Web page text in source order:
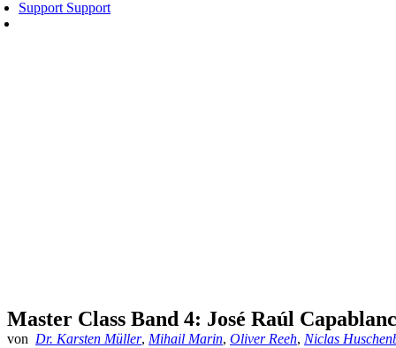
Support Support
Master Class Band 4: José Raúl
von Dr. Karsten Müller, Mihail Marin, Oliver Reeh, Niclas